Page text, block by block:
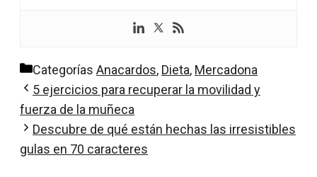
Categorías Anacardos, Dieta, Mercadona
5 ejercicios para recuperar la movilidad y
fuerza de la muñeca
Descubre de qué están hechas las irresistibles
gulas en 70 caracteres